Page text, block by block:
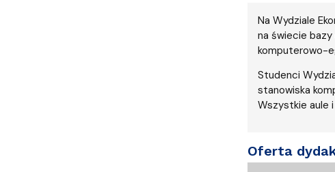
Na Wydziale
na świecie
komputerowo-
Studenci
stanowiska
Wszystkie aule
Oferta